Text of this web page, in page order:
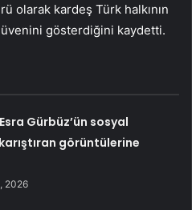
olarak kardeş Türk halkının
gösterdiğini kaydetti.
Gürbüz’ün sosyal
görüntülerine
2026